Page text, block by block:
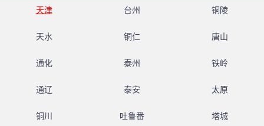
天津 台州 铜陵
天水 铜仁 唐山
通化 泰州 铁岭
通辽 泰安 太原
铜川 吐鲁番 塔城